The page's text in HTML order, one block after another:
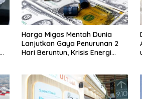
Harga Migas Mentah Dunia
Lanjutkan Gaya Penurunan 2
Hari Beruntun, Krisis Energi